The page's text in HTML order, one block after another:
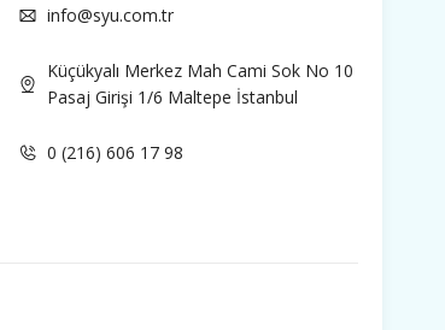
info@syu.com.tr
Küçükyalı Merkez Mah Cami Sok No 10
Pasaj Girişi 1/6 Maltepe İstanbul
0 (216) 606 17 98